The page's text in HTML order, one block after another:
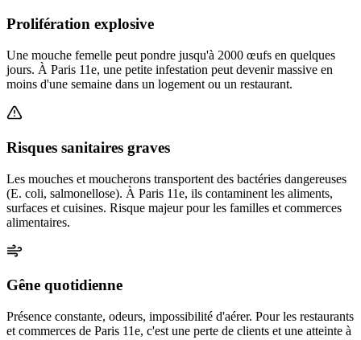
Prolifération explosive
Une mouche femelle peut pondre jusqu'à 2000 œufs en quelques
jours. À Paris 11e, une petite infestation peut devenir massive en
moins d'une semaine dans un logement ou un restaurant.
Risques sanitaires graves
Les mouches et moucherons transportent des bactéries dangereuses
(E. coli, salmonellose). À Paris 11e, ils contaminent les aliments,
surfaces et cuisines. Risque majeur pour les familles et commerces
alimentaires.
Gêne quotidienne
Présence constante, odeurs, impossibilité d'aérer. Pour les restaurants
et commerces de Paris 11e, c'est une perte de clients et une atteinte à